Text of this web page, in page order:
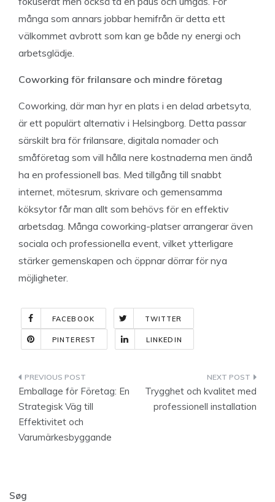
många som annars jobbar hemifrån är detta ett
välkommet avbrott som kan ge både ny energi och
arbetsglädje.
Coworking för frilansare och mindre företag
Coworking, där man hyr en plats i en delad arbetsyta,
är ett populärt alternativ i Helsingborg. Detta passar
särskilt bra för frilansare, digitala nomader och
småföretag som vill hålla nere kostnaderna men ändå
ha en professionell bas. Med tillgång till snabbt
internet, mötesrum, skrivare och gemensamma
köksytor får man allt som behövs för en effektiv
arbetsdag. Många coworking-platser arrangerar även
sociala och professionella event, vilket ytterligare
stärker gemenskapen och öppnar dörrar för nya
möjligheter.
FACEBOOK TWITTER
PINTEREST LINKEDIN
Indlægsnavigation
Emballage för Företag: En
Strategisk Väg till
Effektivitet och
Varumärkesbyggande
Trygghet och kvalitet med
professionell installation
Søg